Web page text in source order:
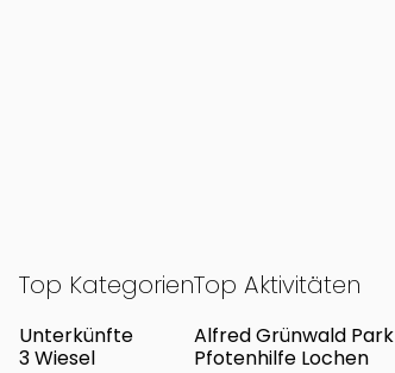
Top Kategorien
Unterkünfte
3 Wiesel
Top Aktivitäten
Alfred Grünwald Park
Pfotenhilfe Lochen